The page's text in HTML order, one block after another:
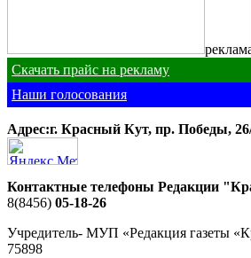
Скачать прайс на рекламу
Наши голосования
Адрес:г. Красный Кут, пр. Победы,
Контактные телефоны Редакции
8(8456) 05-18-26
Учредитель- МУП «Редакция газеты
75898